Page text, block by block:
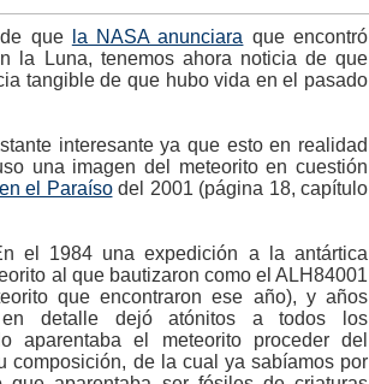
que la NASA anunciara que encontró
la Luna, tenemos ahora noticia de que
tangible de que hubo vida en el pasado
interesante ya que esto en realidad
una imagen del meteorito en cuestión
el Paraísodel 2001 (página 18, capítulo
el 1984 una expedición a la antártica
al que bautizaron como el ALH84001
que encontraron ese año), y años
detalle dejó atónitos a todos los
aparentaba el meteorito proceder del
composición, de la cual ya sabíamos por